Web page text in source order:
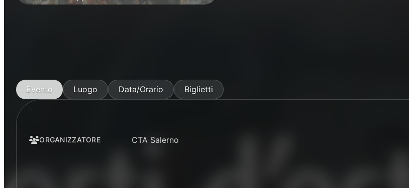
Evento Luogo Data/Orario Biglietti
ORGANIZZATORE CTA Salerno